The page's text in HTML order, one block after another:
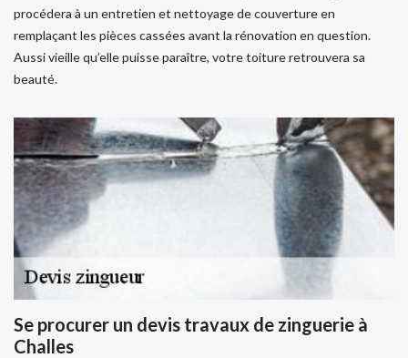
procédera à un entretien et nettoyage de couverture en
remplaçant les pièces cassées avant la rénovation en question.
Aussi vieille qu’elle puisse paraître, votre toiture retrouvera sa
beauté.
Se procurer un devis travaux de zinguerie à
Challes